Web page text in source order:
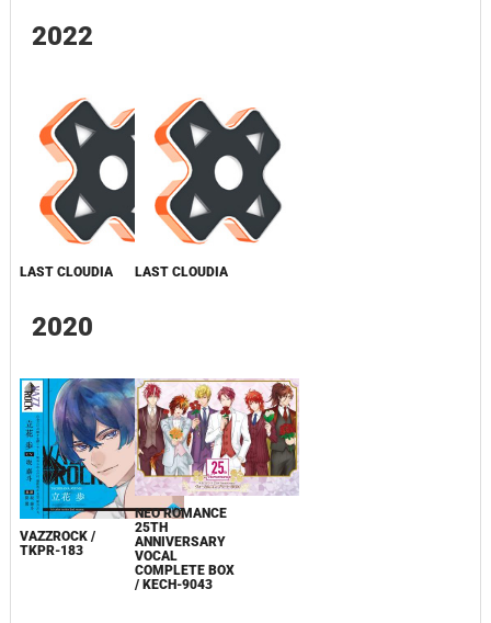
2022
LAST CLOUDIA LAST CLOUDIA
2020
VAZZROCK /
TKPR-183
NEO ROMANCE
25TH
ANNIVERSARY
VOCAL
COMPLETE BOX
/ KECH-9043